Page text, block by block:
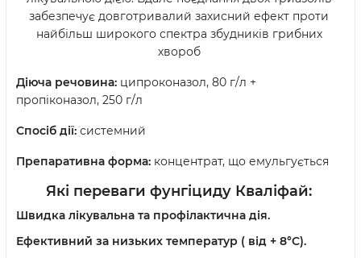
забезпечує довготривалий захисний ефект проти
найбільш широкого спектра збудників грибних
хвороб
Діюча речовина: ципроконазол, 80 г/л +
пропіконазол, 250 г/л
Спосіб дії: системний
Препаративна форма: концентрат, що емульгується
Які переваги фунгіциду Кваліфай:
Швидка лікувальна та профілактична дія.
Ефективний за низьких температур ( від + 8°С).